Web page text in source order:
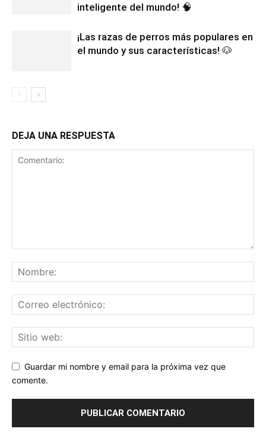
inteligente del mundo! 🧠
¡Las razas de perros más populares en
el mundo y sus características! 🐶
DEJA UNA RESPUESTA
Guardar mi nombre y email para la próxima vez que
comente.